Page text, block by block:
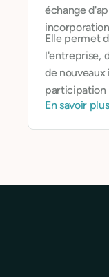
échange
Elle permet
l'entreprise,
de nouveaux
participation
En savoir plus